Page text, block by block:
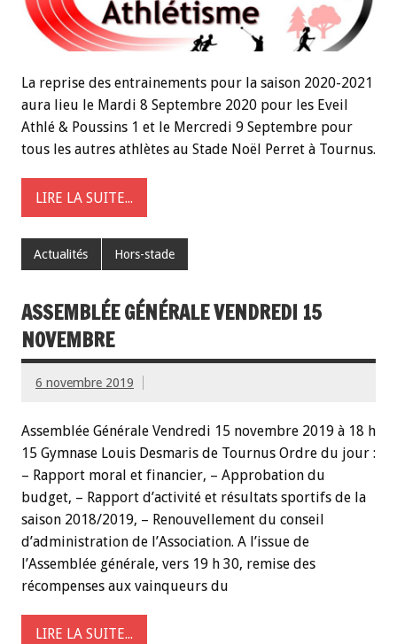
La reprise des entrainements pour la saison 2020-2021
aura lieu le Mardi 8 Septembre 2020 pour les Eveil
Athlé & Poussins 1 et le Mercredi 9 Septembre pour
tous les autres athlètes au Stade Noël Perret à Tournus.
LIRE LA SUITE...
Actualités Hors-stade
ASSEMBLÉE GÉNÉRALE VENDREDI 15
NOVEMBRE
6 novembre 2019
Assemblée Générale Vendredi 15 novembre 2019 à 18 h
15 Gymnase Louis Desmaris de Tournus Ordre du jour :
– Rapport moral et financier, – Approbation du
budget, – Rapport d’activité et résultats sportifs de la
saison 2018/2019, – Renouvellement du conseil
d’administration de l’Association. A l’issue de
l’Assemblée générale, vers 19 h 30, remise des
récompenses aux vainqueurs du
LIRE LA SUITE...